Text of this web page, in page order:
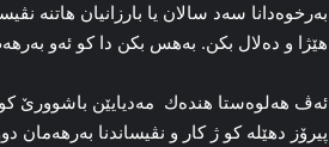
به‌رخوه‌دانا سه‌د سالان یا بارزانیان هاتنه‌
هێژا و ده‌لال بکن. به‌هس بکن دا کو ئه‌و
ئه‌ڤ هه‌لوه‌ستا هندەك مه‌دیایێن باشوورێ
پیرۆز دهێله‌ کو ژ کار و نڤیساندنا